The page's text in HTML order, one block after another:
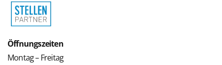
Öffnungszeiten
Montag – Freitag